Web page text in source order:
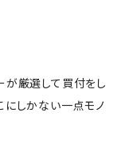
が厳選して買付をし
にしかない一点モノ